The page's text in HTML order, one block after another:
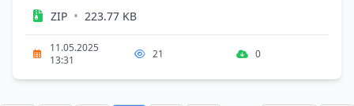
ZIP • 223.77 KB
11.05.2025
13:31
21 0